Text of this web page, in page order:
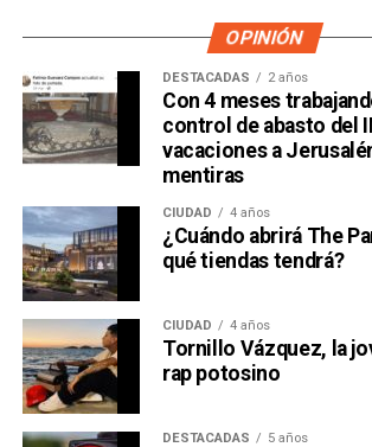
OPINIÓN
DESTACADAS 2 años
Con 4 meses
control de abasto del
vacaciones a
mentiras
CIUDAD 4 años
¿Cuándo abrirá The
qué tiendas tendrá?
CIUDAD 4 años
Tornillo Vázquez, la
rap potosino
DESTACADAS 5 años